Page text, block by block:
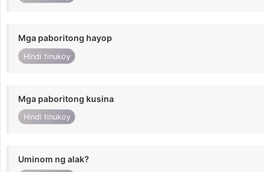
Mga paboritong hayop
Hindi tinukoy
Mga paboritong kusina
Hindi tinukoy
Uminom ng alak?